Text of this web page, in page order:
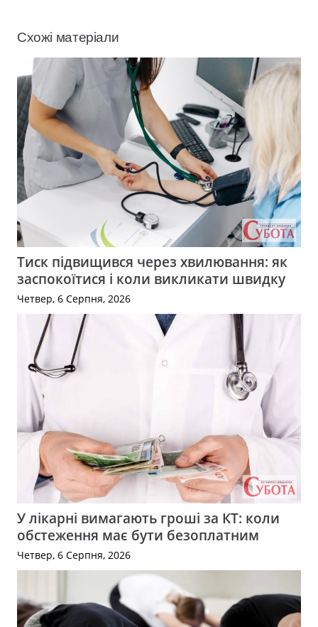
Схожі матеріали
Тиск підвищився через хвилювання: як
заспокоїтися і коли викликати швидку
Четвер, 6 Серпня, 2026
У лікарні вимагають гроші за КТ: коли
обстеження має бути безоплатним
Четвер, 6 Серпня, 2026